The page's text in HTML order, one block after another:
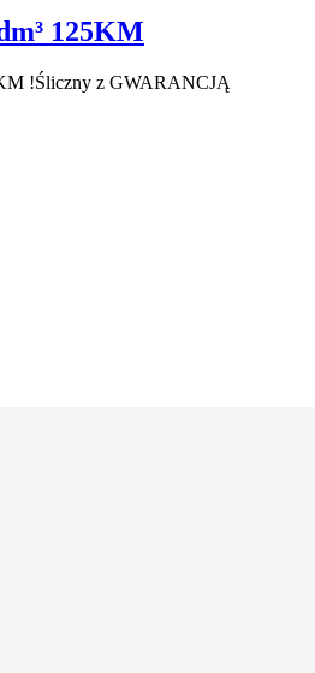
125KM
!Śliczny z GWARANCJĄ